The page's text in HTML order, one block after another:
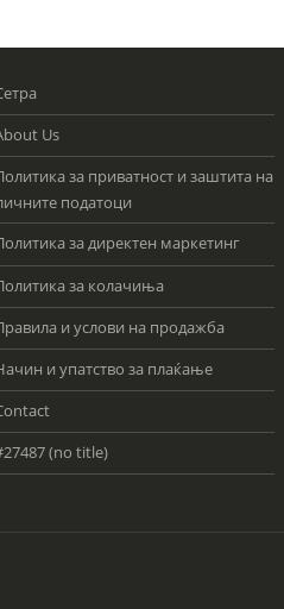
Us
за приватност и заштита на
податоци
за директен маркетинг
за колачиња
и услови на продажба
и упатство за плаќање
(no title)